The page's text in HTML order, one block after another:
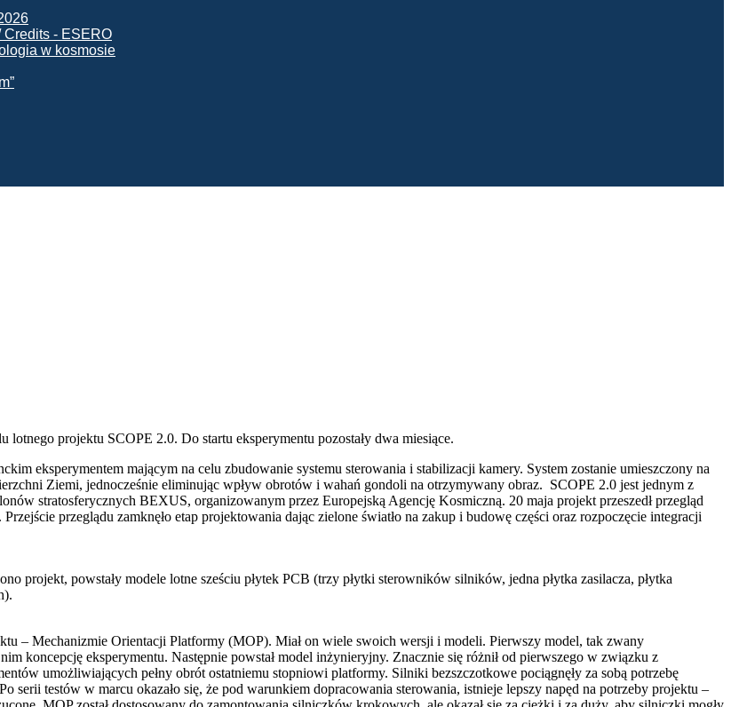
w kosmosie
projektu SCOPE 2.0. Do startu eksperymentu pozostały dwa miesiące.
eksperymentem mającym na celu zbudowanie systemu sterowania i stabilizacji kamery. System zostanie umieszczony na
Ziemi, jednocześnie eliminując wpływ obrotów i wahań gondoli na otrzymywany obraz. SCOPE 2.0 jest jednym z
stratosferycznych BEXUS, organizowanym przez Europejską Agencję Kosmiczną. 20 maja projekt przeszedł przegląd
Przejście przeglądu zamknęło etap projektowania dając zielone światło na zakup i budowę części oraz rozpoczęcie integracji
projekt, powstały modele lotne sześciu płytek PCB (trzy płytki sterowników silników, jedna płytka zasilacza, płytka
– Mechanizmie Orientacji Platformy (MOP). Miał on wiele swoich wersji i modeli. Pierwszy model, tak zwany
koncepcję eksperymentu. Następnie powstał model inżynieryjny. Znacznie się różnił od pierwszego w związku z
umożliwiających pełny obrót ostatniemu stopniowi platformy. Silniki bezszczotkowe pociągnęły za sobą potrzebę
serii testów w marcu okazało się, że pod warunkiem dopracowania sterowania, istnieje lepszy napęd na potrzeby projektu –